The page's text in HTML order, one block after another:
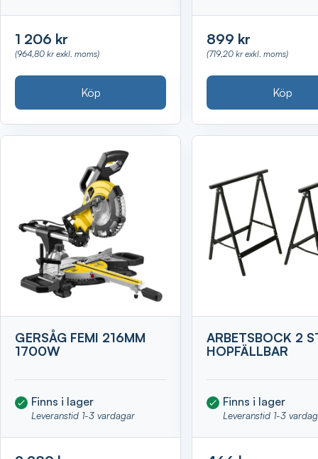
1 206 kr
(964,80 kr exkl. moms)
Köp
899 kr
(719,20 kr exkl. moms)
Köp
GERSÅG FEMI 216MM
1700W
Finns i lager
Leveranstid 1-3 vardagar
ARBETSBOCK 2
HOPFÄLLBAR
Finns i lager
Leveranstid 1-3